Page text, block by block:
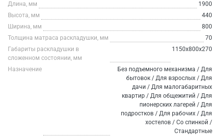
Длина, мм
1900
Высота, мм
440
Ширина, мм
800
Толщина матраса раскладушки, мм
70
Габариты раскладушки в
сложенном состоянии, мм
1150х800х270
Назначение
Без подъемного механизма / Для
бытовок / Для взрослых / Для
дачи / Для малогабаритных
квартир / Для общежитий / Для
пионерских лагерей / Для
подростков / Для рабочих / Для
хостелов / Со спинкой /
Стандартные